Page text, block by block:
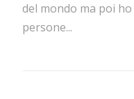
del mondo ma poi
persone...